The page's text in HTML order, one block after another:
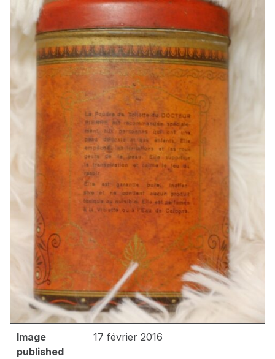
Image
published
17 février 2016